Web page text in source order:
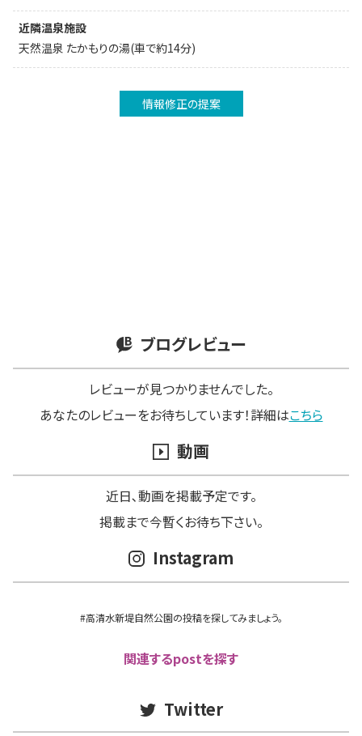
近隣温泉施設
天然温泉 たかもりの湯(車で約14分)
情報修正の提案
ブログレビュー
レビューが見つかりませんでした。
あなたのレビューをお待ちしています！詳細はこちら
動画
近日､動画を掲載予定です。
掲載まで今暫くお待ち下さい。
Instagram
#高清水新堤自然公園の投稿を探してみましょう。
関連するpostを探す
Twitter